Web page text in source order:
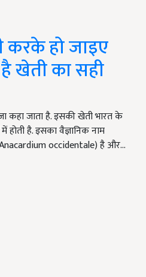
हो जाइए
खेती का सही
कहा जाता है. इसकी खेती भारत के
है. इसका वैज्ञानिक नाम
occidentale) है और…